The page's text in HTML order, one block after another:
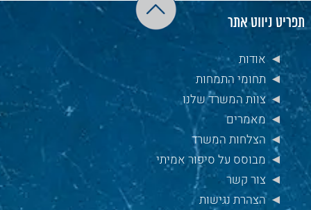
תפריט ניווט אתר
אודות
תחומי התמחות
צוות המשרד שלנו
מאמרים
הצלחות המשרד
מבוסס על סיפור אמיתי
צור קשר
הצהרת נגישות